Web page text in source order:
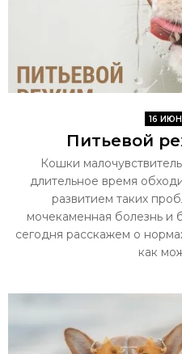
16
Питьевой
Кошки
длительное время
развитием таких
мочекаменная болезнь и
сегодня расскажем о
как